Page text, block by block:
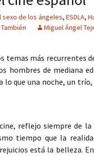
sexo de los ángeles, ESDLA,
También Miguel Ángel
temas más recurrentes
hombres de mediana
que una noche, un
reflejo siempre de la
tiempo que la
está la belleza.